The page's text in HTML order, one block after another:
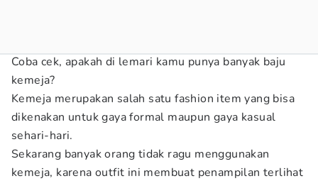
Coba cek, apakah di lemari kamu punya banyak baju
kemeja?
Kemeja merupakan salah satu fashion item yang bisa
dikenakan untuk gaya formal maupun gaya kasual
sehari-hari.
Sekarang banyak orang tidak ragu menggunakan
kemeja, karena outfit ini membuat penampilan terlihat